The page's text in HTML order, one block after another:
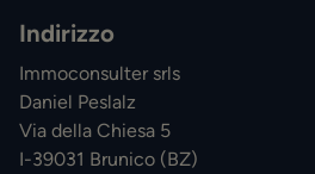
Indirizzo
Immoconsulter srls
Daniel Peslalz
Via della Chiesa 5
I-39031 Brunico (BZ)